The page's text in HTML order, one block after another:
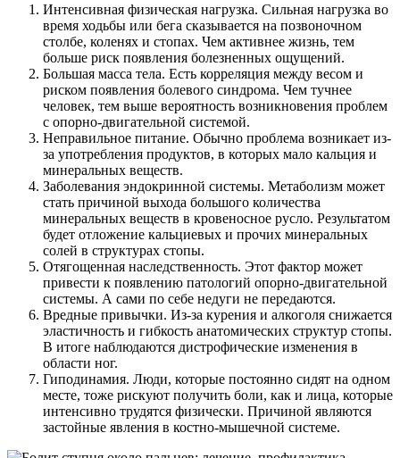
Интенсивная физическая нагрузка. Сильная нагрузка во
время ходьбы или бега сказывается на позвоночном
столбе, коленях и стопах. Чем активнее жизнь, тем
больше риск появления болезненных ощущений.
Большая масса тела. Есть корреляция между весом и
риском появления болевого синдрома. Чем тучнее
человек, тем выше вероятность возникновения проблем
с опорно-двигательной системой.
Неправильное питание. Обычно проблема возникает из-
за употребления продуктов, в которых мало кальция и
минеральных веществ.
Заболевания эндокринной системы. Метаболизм может
стать причиной выхода большого количества
минеральных веществ в кровеносное русло. Результатом
будет отложение кальциевых и прочих минеральных
солей в структурах стопы.
Отягощенная наследственность. Этот фактор может
привести к появлению патологий опорно-двигательной
системы. А сами по себе недуги не передаются.
Вредные привычки. Из-за курения и алкоголя снижается
эластичность и гибкость анатомических структур стопы.
В итоге наблюдаются дистрофические изменения в
области ног.
Гиподинамия. Люди, которые постоянно сидят на одном
месте, тоже рискуют получить боли, как и лица, которые
интенсивно трудятся физически. Причиной являются
застойные явления в костно-мышечной системе.